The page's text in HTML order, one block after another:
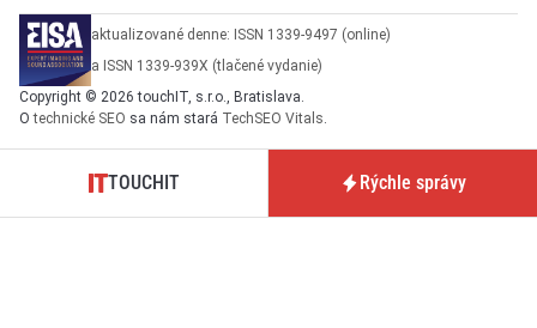
aktualizované denne: ISSN 1339-9497 (online)
a ISSN 1339-939X (tlačené vydanie)
Copyright © 2026 touchIT, s.r.o., Bratislava.
Otechnické SEO sa nám stará TechSEO Vitals.
TOUCHIT Rýchle správy